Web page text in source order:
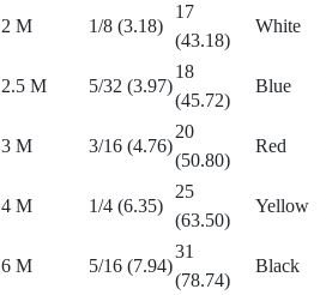
2 M 1/8 (3.18)
17
(43.18)
White
2.5 M 5/32 (3.97)
18
(45.72)
Blue
3 M 3/16 (4.76)
20
(50.80)
Red
4 M 1/4 (6.35)
25
(63.50)
Yellow
6 M 5/16 (7.94)
31
(78.74)
Black